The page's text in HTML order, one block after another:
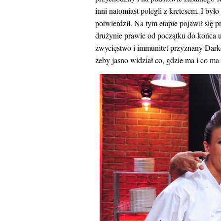
inni natomiast polegli z kretesem. I
potwierdził. Na tym etapie pojawił się
drużynie prawie od początku do końca
zwycięstwo i immunitet przyznany
żeby jasno widział co, gdzie ma i co